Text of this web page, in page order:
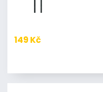
149 Kč